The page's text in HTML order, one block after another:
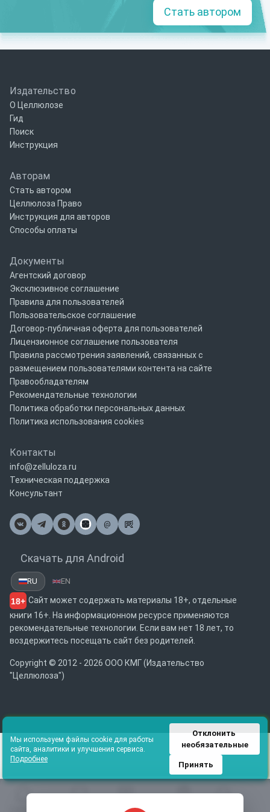
Каталог
Стать автором
Издательство
О Целлюлозе
Гид
Поиск
Инструкция
Авторам
Стать автором
Целлюлоза Право
Инструкция для авторов
Способы оплаты
Документы
Агентский договор
Эксклюзивное соглашение
Правила для пользователей
Пользовательское соглашение
Договор-публичная оферта для пользователей
Лицензионное соглашение пользователя
Правила рассмотрения заявлений, связанных с
размещением пользователями контента на сайте
Правообладателям
Рекомендательные технологии
Политика обработки персональных данных
Политика использования cookies
Контакты
info@zelluloza.ru
Техническая поддержка
Консультант
@
Почта
Скачать для Android
RU EN
18+ Сайт может содержать материалы 18+, отдельные
книги 16+. На информационном ресурсе применяются
рекомендательные технологии. Если вам нет 18 лет, то
воздержитесь посещать сайт без родителей.
Copyright © 2012 - 2026 ООО КМГ (Издательство
"Целлюлоза")
Мы используем файлы cookie для работы
сайта, аналитики и улучшения сервиса.
Подробнее
Отклонить
необязательные
Принять